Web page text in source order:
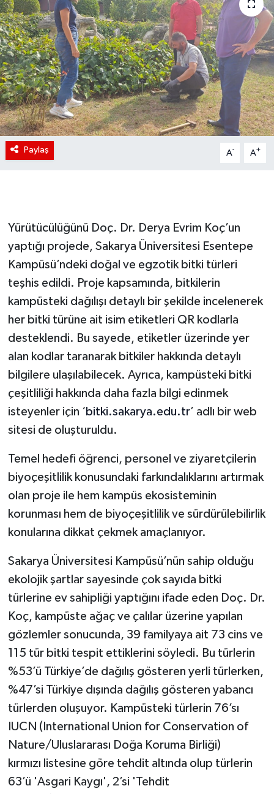
Paylaş A- A+
Yürütücülüğünü Doç. Dr. Derya Evrim Koç’un
yaptığı projede, Sakarya Üniversitesi Esentepe
Kampüsü’ndeki doğal ve egzotik bitki türleri
teşhis edildi. Proje kapsamında, bitkilerin
kampüsteki dağılışı detaylı bir şekilde incelenerek
her bitki türüne ait isim etiketleri QR kodlarla
desteklendi. Bu sayede, etiketler üzerinde yer
alan kodlar taranarak bitkiler hakkında detaylı
bilgilere ulaşılabilecek. Ayrıca, kampüsteki bitki
çeşitliliği hakkında daha fazla bilgi edinmek
isteyenler için ‘ bitki.sakarya.edu.tr’ adlı bir web
sitesi de oluşturuldu.
Temel hedefi öğrenci, personel ve ziyaretçilerin
biyoçeşitlilik konusundaki farkındalıklarını artırmak
olan proje ile hem kampüs ekosisteminin
korunması hem de biyoçeşitlilik ve sürdürülebilirlik
konularına dikkat çekmek amaçlanıyor.
Sakarya Üniversitesi Kampüsü’nün sahip olduğu
ekolojik şartlar sayesinde çok sayıda bitki
türlerine ev sahipliği yaptığını ifade eden Doç. Dr.
Koç, kampüste ağaç ve çalılar üzerine yapılan
gözlemler sonucunda, 39 familyaya ait 73 cins ve
115 tür bitki tespit ettiklerini söyledi. Bu türlerin
%53’ü Türkiye’de dağılış gösteren yerli türlerken,
%47’si Türkiye dışında dağılış gösteren yabancı
türlerden oluşuyor. Kampüsteki türlerin 76’sı
IUCN (International Union for Conservation of
Nature/Uluslararası Doğa Koruma Birliği)
kırmızı listesine göre tehdit altında olup türlerin
63’ü 'Asgari Kaygı', 2’si 'Tehdit